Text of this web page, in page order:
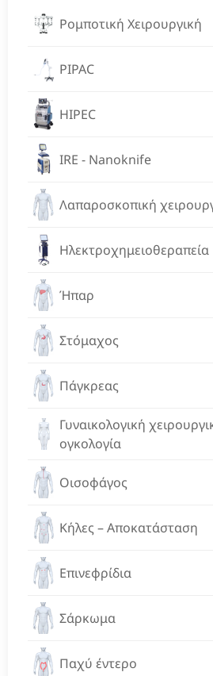
Ρομποτική Χειρουργική
PIPAC
HIPEC
IRE - Nanoknife
Λαπαροσκοπική
Ηλεκτροχημειοθεραπεία
Ήπαρ
Στόμαχος
Πάγκρεας
Γυναικολογική
ογκολογία
Οισοφάγος
Κήλες – Αποκατάσταση
Επινεφρίδια
Σάρκωμα
Παχύ έντερο